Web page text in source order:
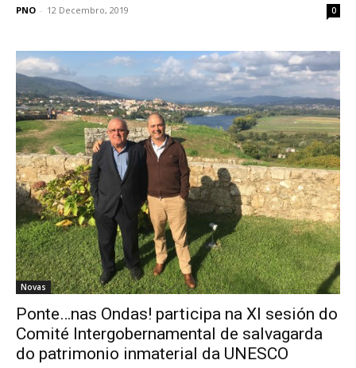
PNO - 12 Decembro, 2019 0
Novas
Ponte…nas Ondas! participa na XI sesión do
Comité Intergobernamental de salvagarda
do patrimonio inmaterial da UNESCO